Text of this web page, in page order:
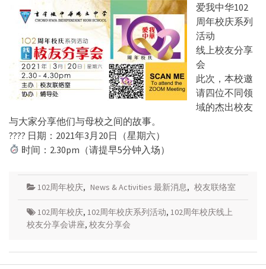
爱我中华102
周年校庆系列
活动
线上校友分享
会
此次，本校邀
请四位不同领
域的杰出校友
与大家分享他们与母校之间的故事。
???? 日期：2021年3月20日（星期六）
时间：2.30pm（请提早5分钟入场）
102周年校庆, News & Activities 最新消息, 校友联络室
102周年校庆, 102周年校庆系列活动, 102周年校庆线上
校友分享会讲座, 校友分享会